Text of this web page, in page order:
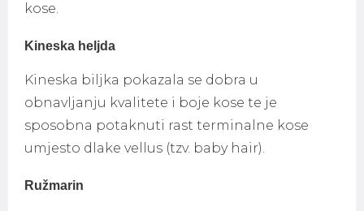
kose.
Kineska heljda
Kineska biljka pokazala se dobra u
obnavljanju kvalitete i boje kose te je
sposobna potaknuti rast terminalne kose
umjesto dlake vellus (tzv. baby hair).
Ružmarin